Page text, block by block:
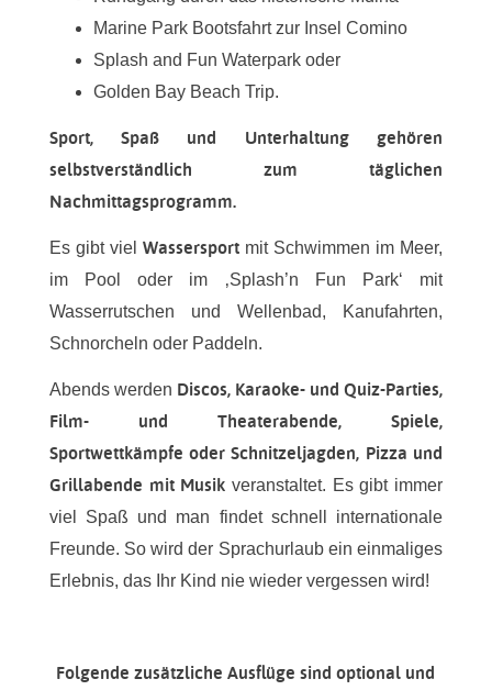
Marine Park Bootsfahrt zur Insel Comino
Splash and Fun Waterpark oder
Golden Bay Beach Trip.
Sport, Spaß und Unterhaltung gehören
selbstverständlich zum täglichen
Nachmittagsprogramm.
Es gibt viel Wassersportmit Schwimmen im Meer,
im Pool oder im ‚Splash’n Fun Park‘ mit
Wasserrutschen und Wellenbad, Kanufahrten,
Schnorcheln oder Paddeln.
Abends werden Discos, Karaoke- und Quiz-Parties,
Film- und Theaterabende, Spiele,
Sportwettkämpfe oder Schnitzeljagden, Pizza und
Grillabende mit Musik veranstaltet. Es gibt immer
viel Spaß und man findet schnell internationale
Freunde. So wird der Sprachurlaub ein einmaliges
Erlebnis, das Ihr Kind nie wieder vergessen wird!
Folgende zusätzliche Ausflüge sind optional und